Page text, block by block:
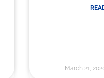
March 21,